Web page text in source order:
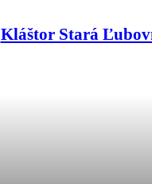
Kláštor Stará